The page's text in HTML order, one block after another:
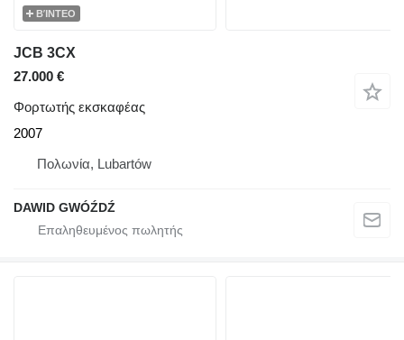
ΒΊΝΤΕΟ
JCB 3CX
27.000 €
Φορτωτής εκσκαφέας
2007
Πολωνία, Lubartów
DAWID GWÓŹDŹ